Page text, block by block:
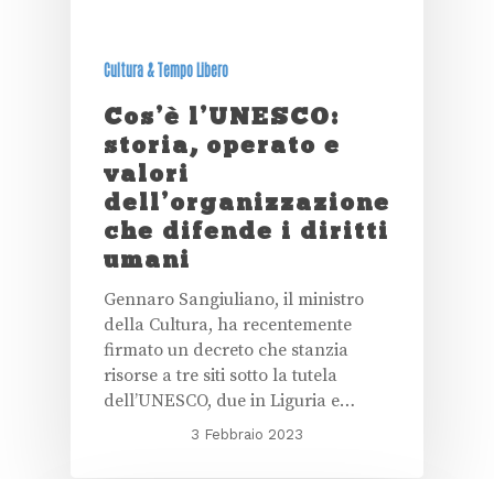
Cultura & Tempo Libero
Cos’è l’UNESCO:
storia, operato e
valori
dell’organizzazione
che difende i diritti
umani
Gennaro Sangiuliano, il ministro
della Cultura, ha recentemente
firmato un decreto che stanzia
risorse a tre siti sotto la tutela
dell’UNESCO, due in Liguria e…
3 Febbraio 2023